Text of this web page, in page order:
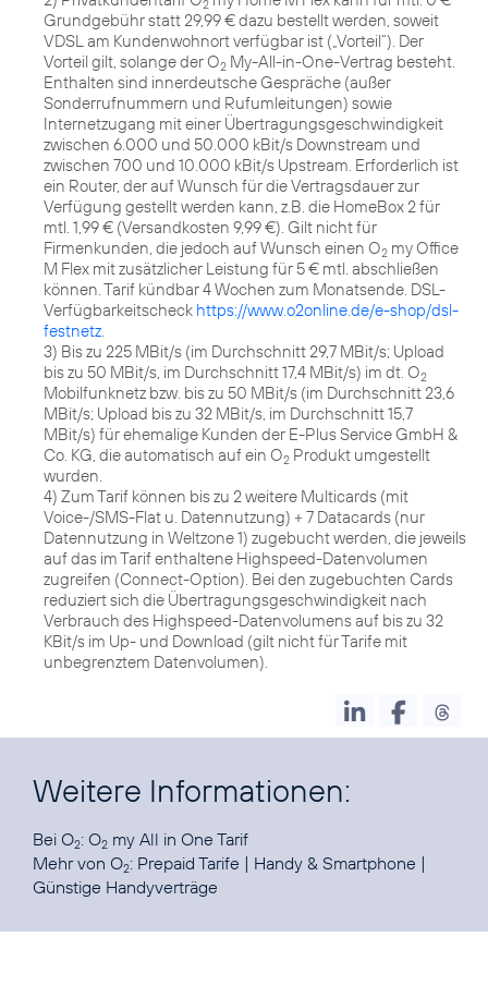
2
Grundgebühr statt 29,99 € dazu bestellt werden, soweit
VDSL am Kundenwohnort verfügbar ist („Vorteil“). Der
Vorteil gilt, solange der O2 My-All-in-One-Vertrag besteht.
Enthalten sind innerdeutsche Gespräche (außer
Sonderrufnummern und Rufumleitungen) sowie
Internetzugang mit einer Übertragungsgeschwindigkeit
zwischen 6.000 und 50.000 kBit/s Downstream und
zwischen 700 und 10.000 kBit/s Upstream. Erforderlich ist
ein Router, der auf Wunsch für die Vertragsdauer zur
Verfügung gestellt werden kann, z.B. die HomeBox 2 für
mtl. 1,99 € (Versandkosten 9,99 €). Gilt nicht für
Firmenkunden, die jedoch auf Wunsch einen O2 my Office
M Flex mit zusätzlicher Leistung für 5 € mtl. abschließen
können. Tarif kündbar 4 Wochen zum Monatsende. DSL-
Verfügbarkeitscheck https://www.o2online.de/e-shop/dsl-
festnetz
3) Bis zu 225 MBit/s (im Durchschnitt 29,7 MBit/s; Upload
bis zu 50 MBit/s, im Durchschnitt 17,4 MBit/s) im dt. O2
Mobilfunknetz bzw. bis zu 50 MBit/s (im Durchschnitt 23,6
MBit/s; Upload bis zu 32 MBit/s, im Durchschnitt 15,7
MBit/s) für ehemalige Kunden der E-Plus Service GmbH &
Co. KG, die automatisch auf ein O2 Produkt umgestellt
wurden.
4) Zum Tarif können bis zu 2 weitere Multicards (mit
Voice-/SMS-Flat u. Datennutzung) + 7 Datacards (nur
Datennutzung in Weltzone 1) zugebucht werden, die jeweils
auf das im Tarif enthaltene Highspeed-Datenvolumen
zugreifen (Connect-Option). Bei den zugebuchten Cards
reduziert sich die Übertragungsgeschwindigkeit nach
Verbrauch des Highspeed-Datenvolumens auf bis zu 32
KBit/s im Up- und Download (gilt nicht für Tarife mit
unbegrenztem Datenvolumen).
Weitere Informationen:
Bei O2: O2 my All in One Tarif
Mehr von O2: Prepaid Tarife | Handy & Smartphone |
Günstige Handyverträge